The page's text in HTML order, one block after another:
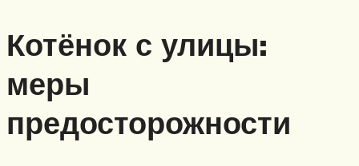
Котёнок с улицы:
меры
предосторожности